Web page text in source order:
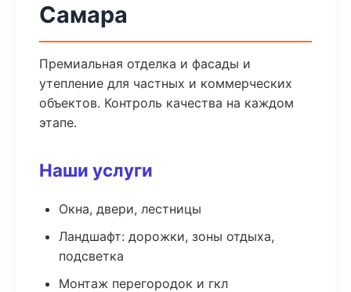
Самара
Премиальная отделка и фасады и
утепление для частных и коммерческих
объектов. Контроль качества на каждом
этапе.
Наши услуги
Окна, двери, лестницы
Ландшафт: дорожки, зоны отдыха,
подсветка
Монтаж перегородок и гкл